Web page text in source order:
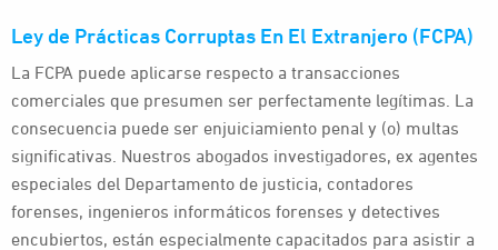
Ley de Prácticas Corruptas En El Extranjero (FCPA)
La FCPA puede aplicarse respecto a transacciones
comerciales que presumen ser perfectamente legítimas. La
consecuencia puede ser enjuiciamiento penal y (o) multas
significativas. Nuestros abogados investigadores, ex agentes
especiales del Departamento de justicia, contadores
forenses, ingenieros informáticos forenses y detectives
encubiertos, están especialmente capacitados para asistir a